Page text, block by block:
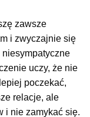
zawsze
i zwyczajnie się
uczy, że nie
poczekać,
relacje, ale
i nie zamykać się.